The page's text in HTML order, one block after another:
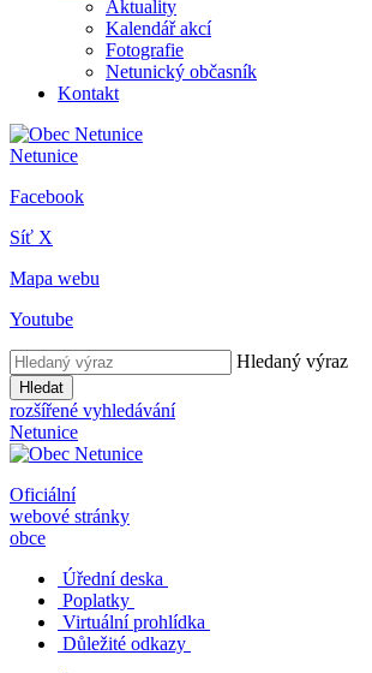
Aktuality
Kalendář akcí
Fotografie
Netunický občasník
Kontakt
Netunice
Facebook
Síť X
Mapa webu
Youtube
Hledaný výraz
Hledat
rozšířené vyhledávání
Netunice
Oficiální
webové stránky
obce
Úřední deska
Poplatky
Virtuální prohlídka
Důležité odkazy